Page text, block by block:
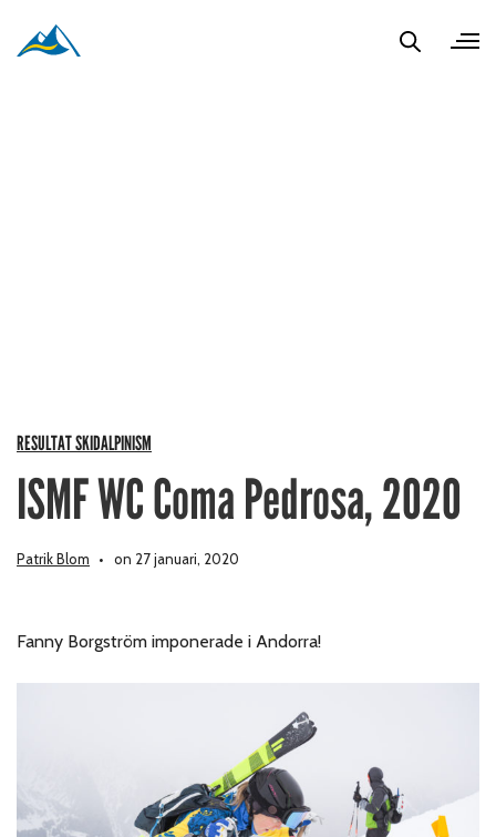
RESULTAT SKIDALPINISM
ISMF WC Coma Pedrosa, 2020
Patrik Blom on 27 januari, 2020
Fanny Borgström imponerade i Andorra!